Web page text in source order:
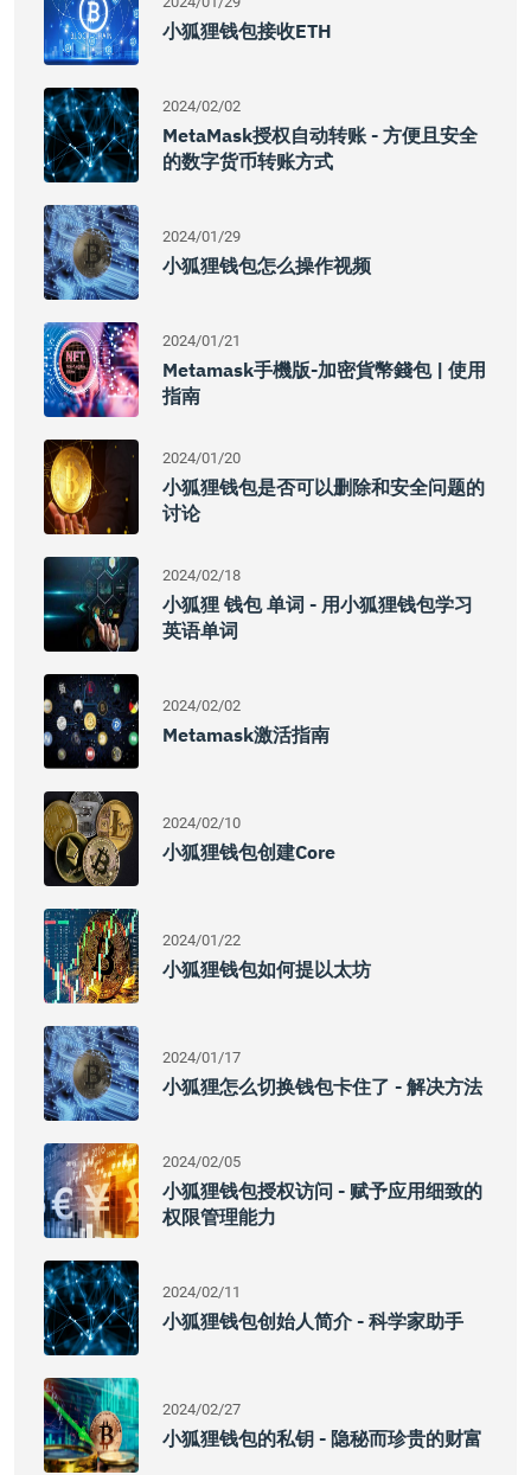
小狐狸钱包接收ETH
2024/02/02
MetaMask授权自动转账 - 方便且安全
的数字货币转账方式
2024/01/29
小狐狸钱包怎么操作视频
2024/01/21
Metamask手機版-加密貨幣錢包 | 使用
指南
2024/01/20
小狐狸钱包是否可以删除和安全问题的
讨论
2024/02/18
小狐狸 钱包 单词 - 用小狐狸钱包学习
英语单词
2024/02/02
Metamask激活指南
2024/02/10
小狐狸钱包创建core
2024/01/22
小狐狸钱包如何提以太坊
2024/01/17
小狐狸怎么切换钱包卡住了 - 解决方法
2024/02/05
小狐狸钱包授权访问 - 赋予应用细致的
权限管理能力
2024/02/11
小狐狸钱包创始人简介 - 科学家助手
2024/02/27
小狐狸钱包的私钥 - 隐秘而珍贵的财富